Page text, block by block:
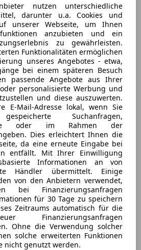
nutzen unterschiedliche
darunter u.a. Cookies und
unserer Webseite, um Ihnen
anzubieten und ein
zu gewährleisten.
Funktionalitäten ermöglichen
unseres Angebotes - etwa,
bei einem späteren Besuch
passende Angebote aus Ihrer
personalisierte Werbung und
und diese auszuwerten.
E-Mail-Adresse lokal, wenn Sie
Suchanfragen,
oder im Rahmen der
Dies erleichtert Ihnen die
da eine erneute Eingabe bei
entfällt. Mit Ihrer Einwilligung
Informationen an von
Händler übermittelt. Einige
von den Anbietern verwendet,
Finanzierungsanfragen
für 30 Tage zu speichern
Zeitraums automatisch für die
Finanzierungsanfragen
Ohne die Verwendung solcher
solche erweiterten Funktionen
nicht genutzt werden.